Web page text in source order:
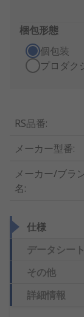
梱包形態
個包装
プロダク
RS品番:
メーカー型番:
メーカー/ブラ
名:
仕様
データシート
その他
詳細情報